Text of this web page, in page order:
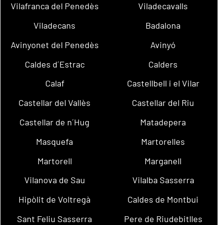
Vilafranca del Penedès
Viladecavalls
Viladecans
Badalona
Avinyonet del Penedès
Avinyó
Caldes d´Estrac
Calders
Calaf
Castellbell i el Vilar
Castellar del Vallès
Castellar del Riu
Castellar de n´Hug
Matadepera
Masquefa
Martorelles
Martorell
Marganell
Vilanova de Sau
Vilalba Sasserra
Hipòlit de Voltregà
Caldes de Montbui
Sant Feliu Sasserra
Pere de Riudebitlles